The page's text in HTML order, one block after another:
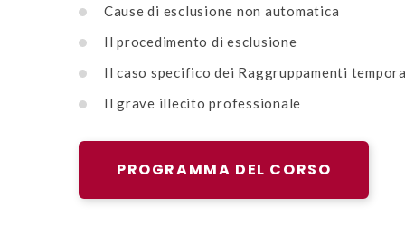
Cause di esclusione non automatica
Il procedimento di esclusione
Il caso specifico dei Raggruppamenti
Il grave illecito professionale
PROGRAMMA DEL CORSO